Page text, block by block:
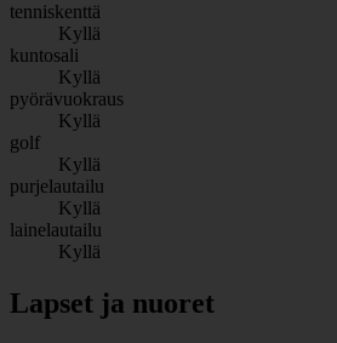
tenniskenttä
Kyllä
kuntosali
Kyllä
pyörävuokraus
Kyllä
golf
Kyllä
purjelautailu
Kyllä
lainelautailu
Kyllä
Lapset ja nuoret